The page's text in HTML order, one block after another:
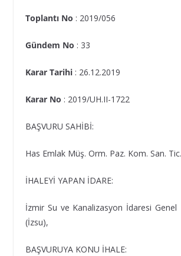
Toplantı No : 2019/056
Gündem No : 33
Karar Tarihi: 26.12.2019
Karar No : 2019/UH.II-1722
BAŞVURU SAHİBİ:
Has Emlak Müş. Orm. Paz. Kom. San.
İHALEYİ YAPAN İDARE:
İzmir Su ve Kanalizasyon İdaresi Genel
(İzsu),
BAŞVURUYA KONU İHALE: